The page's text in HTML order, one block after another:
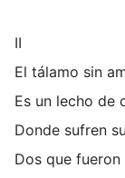
II
El tálamo sin
Es un lecho de
Donde sufren
Dos que